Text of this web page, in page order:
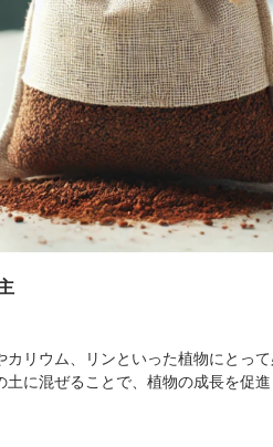
カリウム、リンといった植物にとっ
土に混ぜることで、植物の成長を促